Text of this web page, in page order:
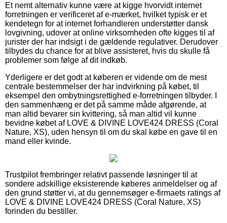
Et nemt alternativ kunne være at kigge hvorvidt internet
forretningen er verificeret af e-mærket, hvilket typisk er et
kendetegn for at internet forhandleren understøtter dansk
lovgivning, udover at online virksomheden ofte kigges til af
jurister der har indsigt i de gældende regulativer. Derudover
tilbydes du chance for at blive assisteret, hvis du skulle få
problemer som følge af dit indkøb.
Yderligere er det godt at køberen er vidende om de mest
centrale bestemmelser der har indvirkning på købet, til
eksempel den ombytningsrettighed e-forretningen tilbyder. I
den sammenhæng er det på samme måde afgørende, at
man altid bevarer sin kvittering, så man altid vil kunne
bevidne købet af LOVE & DIVINE LOVE424 DRESS (Coral
Nature, XS), uden hensyn til om du skal købe en gave til en
mand eller kvinde.
Trustpilot frembringer relativt passende løsninger til at
sondere adskillige eksisterende køberes anmeldelser og af
den grund støtter vi, at du gennemsøger e-firmaets ratings af
LOVE & DIVINE LOVE424 DRESS (Coral Nature, XS)
forinden du bestiller.